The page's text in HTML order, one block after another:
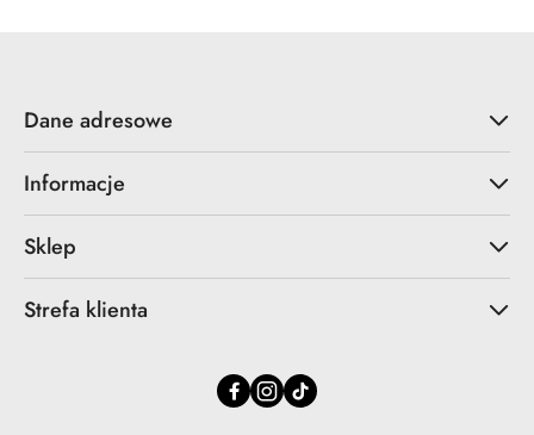
Dane adresowe
Informacje
Sklep
Strefa klienta